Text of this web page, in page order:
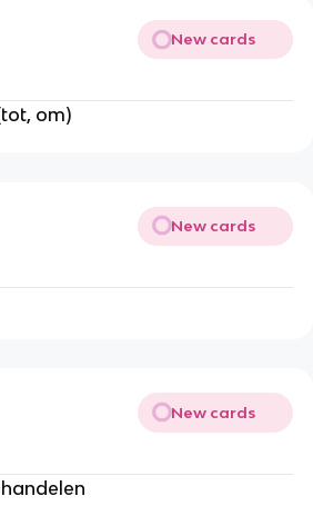
New cards
om)
New cards
New cards